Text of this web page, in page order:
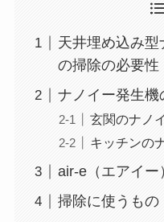
天井埋め込み型
の掃除の必要性
ナノイー発生機
玄関のナノ
キッチンの
air-e（エアイー
掃除に使うもの